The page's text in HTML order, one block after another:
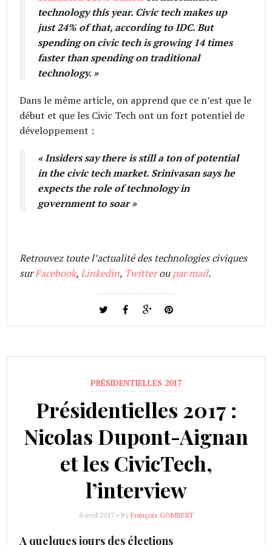
technology this year. Civic tech makes up
just 24% of that, according to IDC. But
spending on civic tech is growing 14 times
faster than spending on traditional
technology. »
Dans le même article, on apprend que ce n’est que le
début et que les Civic Tech ont un fort potentiel de
développement :
« Insiders say there is still a ton of potential
in the civic tech market. Srinivasan says he
expects the role of technology in
government to soar »
Retrouvez toute l’actualité des technologies civiques
surFacebook,Linkedin, Twitteroupar mail.
PRÉSIDENTIELLES 2017
Présidentielles 2017 :
Nicolas Dupont-Aignan
et les CivicTech,
l’interview
8 avril 2017 • By François GOMBERT
A quelques jours des élections